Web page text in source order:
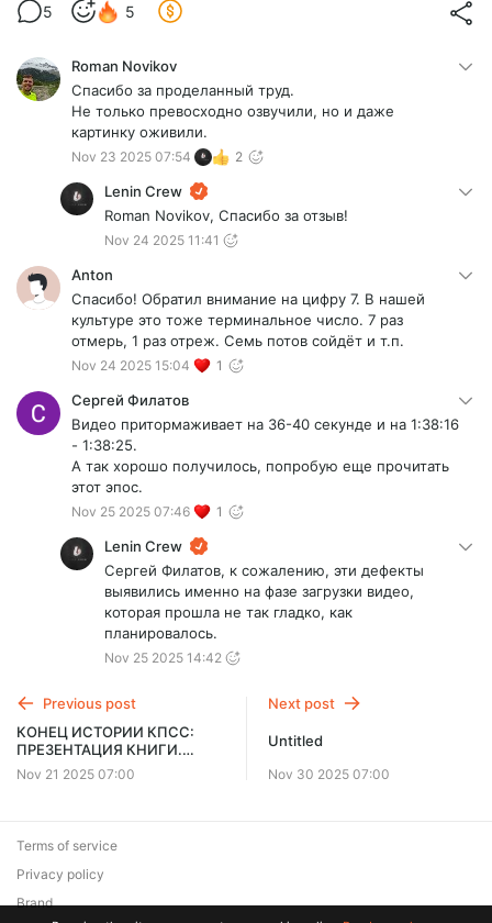
5 5
Roman Novikov
Спасибо за проделанный труд.
Не только превосходно озвучили, но и даже
картинку оживили.
Nov 23 2025 07:54 2
Lenin Crew
Roman Novikov, Спасибо за отзыв!
Nov 24 2025 11:41
Anton
Спасибо! Обратил внимание на цифру 7. В нашей
культуре это тоже терминальное число. 7 раз
отмерь, 1 раз отреж. Семь потов сойдёт и т.п.
Nov 24 2025 15:04 1
Сергей Филатов
Видео притормаживает на 36-40 секунде и на 1:38:16
- 1:38:25.
А так хорошо получилось, попробую еще прочитать
этот эпос.
Nov 25 2025 07:46 1
Lenin Crew
Сергей Филатов, к сожалению, эти дефекты
выявились именно на фазе загрузки видео,
которая прошла не так гладко, как
планировалось.
Nov 25 2025 14:42
Previous post
КОНЕЦ ИСТОРИИ КПСС:
ПРЕЗЕНТАЦИЯ КНИГИ.
ПИТЕР
Nov 21 2025 07:00
Next post
Untitled
Nov 30 2025 07:00
Terms of service
Privacy policy
Brand